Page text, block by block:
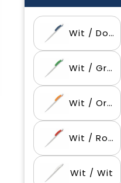
Wit / Donkerblauw
Wit / Groen
Wit / Oranje
Wit / Rood
Wit / Wit